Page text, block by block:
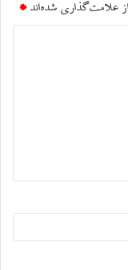
علامت‌گذاری شده‌اند *